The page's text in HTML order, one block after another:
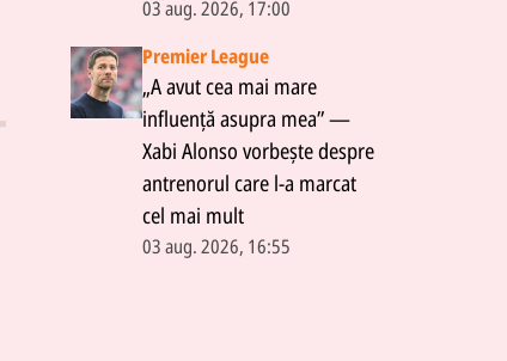
03 aug. 2026, 17:00
Premier League
„A avut cea mai mare
influență asupra mea” —
Xabi Alonso vorbește despre
antrenorul care l-a marcat
cel mai mult
03 aug. 2026, 16:55